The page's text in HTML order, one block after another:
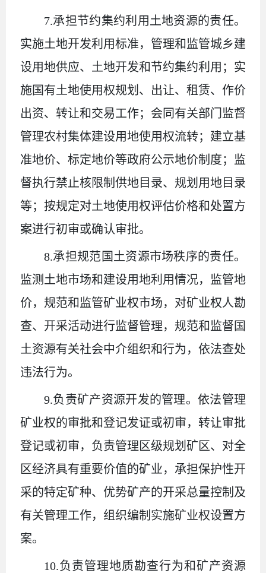
7.承担节约集约利用土地资源的责任。
实施土地开发利用标准，管理和监管城乡建
设用地供应、土地开发和节约集约利用；实
施国有土地使用权规划、出让、租赁、作价
出资、转让和交易工作；会同有关部门监督
管理农村集体建设用地使用权流转；建立基
准地价、标定地价等政府公示地价制度；监
督执行禁止核限制供地目录、规划用地目录
等；按规定对土地使用权评估价格和处置方
案进行初审或确认审批。
8.承担规范国土资源市场秩序的责任。
监测土地市场和建设用地利用情况，监管地
价，规范和监管矿业权市场，对矿业权人勘
查、开采活动进行监督管理，规范和监督国
土资源有关社会中介组织和行为，依法查处
违法行为。
9.负责矿产资源开发的管理。依法管理
矿业权的审批和登记发证或初审，转让审批
登记或初审，负责管理区级规划矿区、对全
区经济具有重要价值的矿业，承担保护性开
采的特定矿种、优势矿产的开采总量控制及
有关管理工作，组织编制实施矿业权设置方
案。
10.负责管理地质勘查行为和矿产资源